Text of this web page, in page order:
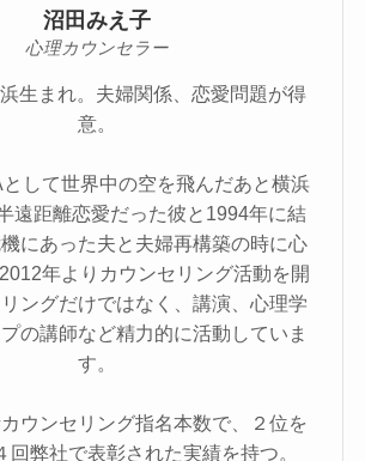
沼田みえ子
心理カウンセラー
生まれ。夫婦関係、恋愛問題が得
意。
して世界中の空を飛んだあと横浜
遠距離恋愛だった彼と1994年に結
にあった夫と夫婦再構築の時に心
年よりカウンセリング活動を開
ングだけではなく、講演、心理学
の講師など精力的に活動していま
す。
ウンセリング指名本数で、２位を
回弊社で表彰された実績を持つ。